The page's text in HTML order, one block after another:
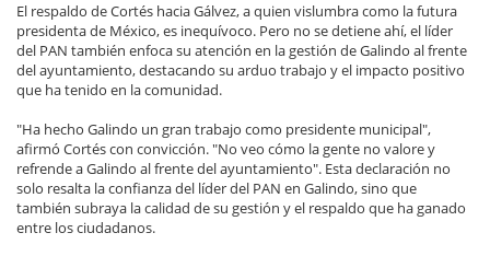
El respaldo de Cortés hacia Gálvez, a quien vislumbra como la futura
presidenta de México, es inequívoco. Pero no se detiene ahí, el líder
del PAN también enfoca su atención en la gestión de Galindo al frente
del ayuntamiento, destacando su arduo trabajo y el impacto positivo
que ha tenido en la comunidad.
"Ha hecho Galindo un gran trabajo como presidente municipal",
afirmó Cortés con convicción. "No veo cómo la gente no valore y
refrende a Galindo al frente del ayuntamiento". Esta declaración no
solo resalta la confianza del líder del PAN en Galindo, sino que
también subraya la calidad de su gestión y el respaldo que ha ganado
entre los ciudadanos.